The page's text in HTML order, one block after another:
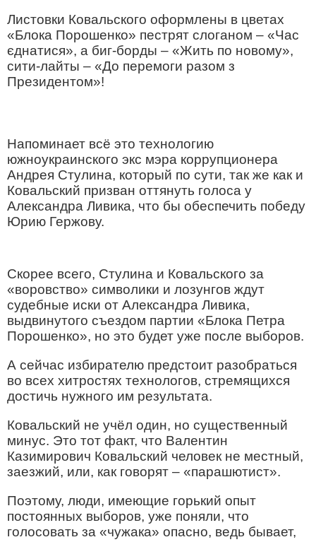
Листовки Ковальского оформлены в цветах
«Блока Порошенко» пестрят слоганом – «Час
єднатися», а биг-борды – «Жить по новому»,
сити-лайты – «До перемоги разом з
Президентом»!
Напоминает всё это технологию
южноукраинского экс мэра коррупционера
Андрея Стулина, который по сути, так же как и
Ковальский призван оттянуть голоса у
Александра Ливика, что бы обеспечить победу
Юрию Гержову.
Скорее всего, Стулина и Ковальского за
«воровство» символики и лозунгов ждут
судебные иски от Александра Ливика,
выдвинутого съездом партии «Блока Петра
Порошенко», но это будет уже после выборов.
А сейчас избирателю предстоит разобраться
во всех хитростях технологов, стремящихся
достичь нужного им результата.
Ковальский не учёл один, но существенный
минус. Это тот факт, что Валентин
Казимирович Ковальский человек не местный,
заезжий, или, как говорят – «парашютист».
Поэтому, люди, имеющие горький опыт
постоянных выборов, уже поняли, что
голосовать за «чужака» опасно, ведь бывает,